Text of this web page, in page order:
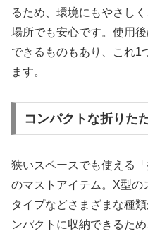
るため、環境にもやさし
場所でも安心です。使用
できるものもあり、これ1
ます。
コンパクトな折りた
狭いスペースでも使える
のマストアイテム。X型の
タイプなどさまざまな種
ンパクトに収納できるた